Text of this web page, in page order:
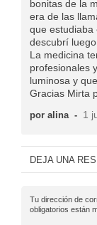
bonitas de la
era de las
que estudiaba
descubrí
La medicina
profesionales
luminosa y
Gracias Mirta
por alina - 1
DEJA UNA
Tu dirección de
obligatorios están